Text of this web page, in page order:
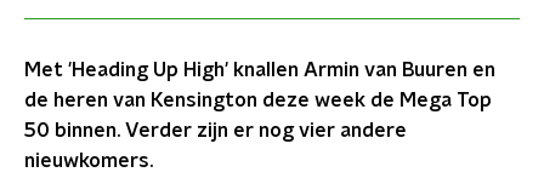
Met 'Heading Up High' knallen Armin van Buuren en
de heren van Kensington deze week de Mega Top
50 binnen. Verder zijn er nog vier andere
nieuwkomers.